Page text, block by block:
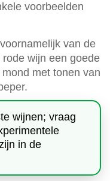
voorbeelden
van de
wijn een goede
met tonen van
wijnen; vraag
in de